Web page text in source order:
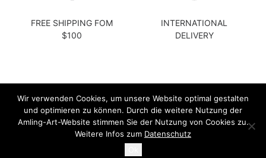
FREE SHIPPING FOM
$100
INTERNATIONAL
DELIVERY
© 2026 Amling Art. All rights reserved
Wir verwenden Cookies, um unsere Website optimal gestalten
und optimieren zu können. Durch die weitere Nutzung der
Amling-Art-Website stimmen Sie der Nutzung von Cookies zu.
Weitere Infos zum Datenschutz